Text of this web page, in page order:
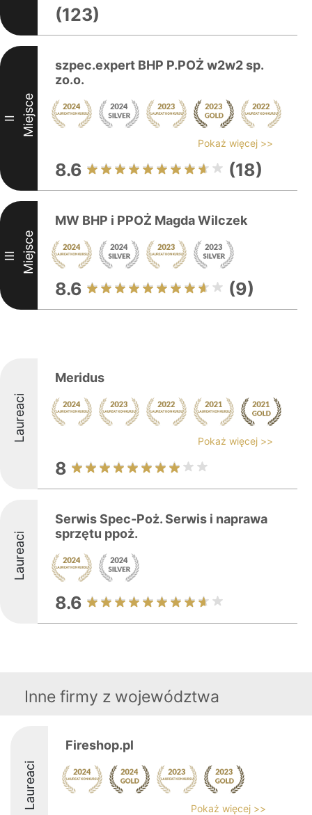
(123)
II Miejsce
szpec.expert BHP P.POŻ w2w2 sp.
zo.o.
Pokaż więcej >>
8.6 (18)
III Miejsce
MW BHP i PPOŻ Magda Wilczek
8.6 (9)
Laureaci
Meridus
Pokaż więcej >>
8
Laureaci
Serwis Spec-Poż. Serwis i naprawa
sprzętu ppoż.
8.6
Inne firmy z województwa
Laureaci
Fireshop.pl
Pokaż więcej >>